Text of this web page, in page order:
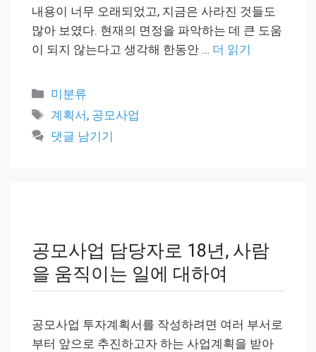
내용이 너무 오래되었고, 지금은 사라진 것들도
많아 보였다. 현재의 면정을 파악하는 데 큰 도움
이 되지 않는다고 생각해 한동안 … 더 읽기
카
테
고
리
미분류
태
그
계획서, 공모사업
댓글 남기기
공모사업 담당자로 18년, 사람
을 움직이는 일에 대하여
공모사업 투자계획서를 작성하려면 여러 부서로
부터 앞으로 추진하고자 하는 사업계획을 받아